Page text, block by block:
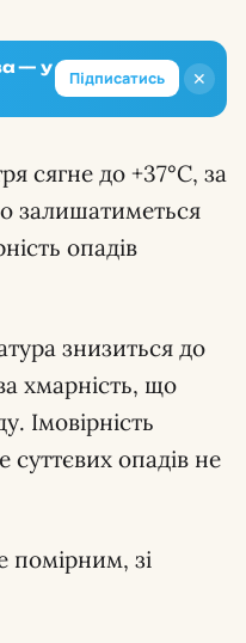
✕
— у
Підписатись
сягне до +37°С, за
залишатиметься
опадів
знизиться до
хмарність, що
Імовірність
суттєвих опадів не
помірним, зі